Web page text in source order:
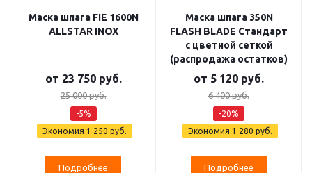
Маска шпага FIE 1600N
ALLSTAR INOX
от 23 750 руб.
25 000 руб.
-5%
Экономия 1 250 руб.
Подробнее
Маска шпага 350N
FLASH BLADE Стандарт
с цветной сеткой
(распродажа остатков)
от 5 120 руб.
6 400 руб.
-20%
Экономия 1 280 руб.
Подробнее